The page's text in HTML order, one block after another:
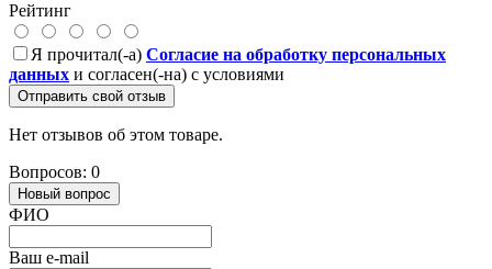
Рейтинг
Я прочитал(-а) Согласие на обработку персональных
данных и согласен(-на) с условиями
Отправить свой отзыв
Нет отзывов об этом товаре.
Вопросов: 0
Новый вопрос
ФИО
Ваш e-mail